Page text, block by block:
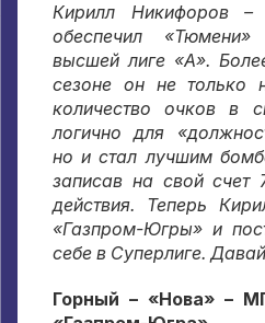
Кирилл Никифоров
обеспечил
высшей лиге «А».
сезоне он не только
количество очков в
логично для
но и стал лучшим
записав на свой счет
действия. Теперь
«Газпром-Югры» и
себе в Суперлиге.
Горный – «Нова» –